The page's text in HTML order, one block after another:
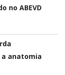
no ABEVD
anatomia